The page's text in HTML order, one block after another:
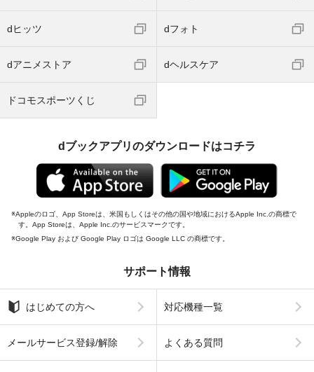
dヒッツ dフォト
dアニメストア dヘルスケア
ドコモスポーツくじ
dブックアプリのダウンロードはコチラ
Appleのロゴ、App Storeは、米国もしくはその他の国や地域におけるApple Inc.の商標で
す。App Storeは、Apple Inc.のサービスマークです。
Google Play および Google Play ロゴは Google LLC の商標です。
サポート情報
はじめての方へ 対応機種一覧
メールサービス登録/解除 よくある質問